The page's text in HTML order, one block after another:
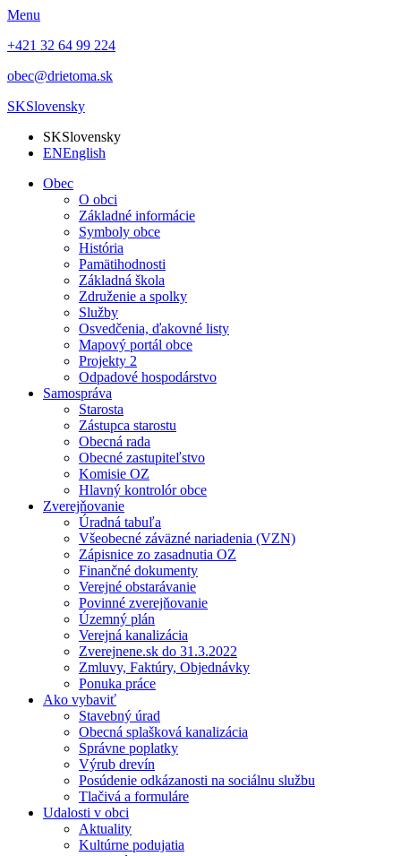
Menu
+421 32 64 99 224
obec@drietoma.sk
SKSlovensky
SKSlovensky
ENEnglish
Obec
O obci
Základné informácie
Symboly obce
História
Pamätihodnosti
Základná škola
Združenie a spolky
Služby
Osvedčenia, ďakovné listy
Mapový portál obce
Projekty 2
Odpadové hospodárstvo
Samospráva
Starosta
Zástupca starostu
Obecná rada
Obecné zastupiteľstvo
Komisie OZ
Hlavný kontrolór obce
Zverejňovanie
Úradná tabuľa
Všeobecné záväzné nariadenia (VZN)
Zápisnice zo zasadnutia OZ
Finančné dokumenty
Verejné obstarávanie
Povinné zverejňovanie
Územný plán
Verejná kanalizácia
Zverejnene.sk do 31.3.2022
Zmluvy, Faktúry, Objednávky
Ponuka práce
Ako vybaviť
Stavebný úrad
Obecná splašková kanalizácia
Správne poplatky
Výrub drevín
Posúdenie odkázanosti na sociálnu službu
Tlačivá a formuláre
Udalosti v obci
Aktuality
Kultúrne podujatia